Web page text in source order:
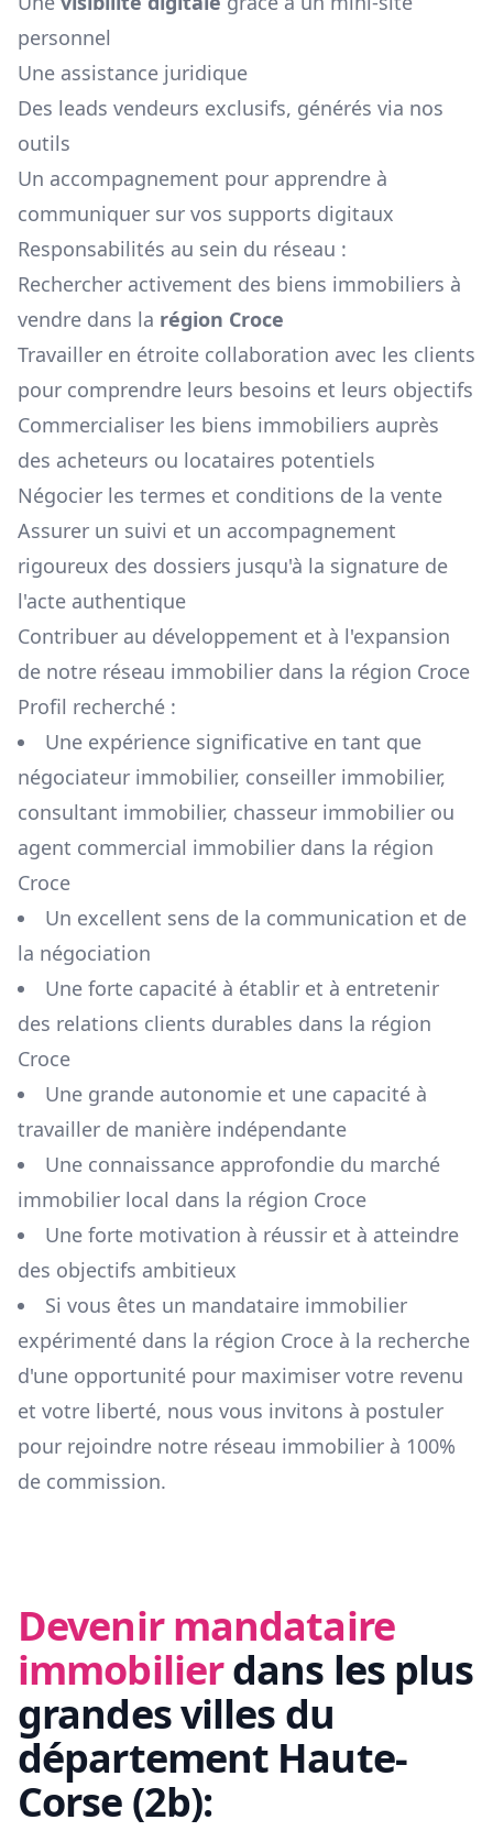
personnel
Une assistance juridique
Des leads vendeurs exclusifs, générés via nos
outils
Un accompagnement pour apprendre à
communiquer sur vos supports digitaux
Responsabilités au sein du réseau :
Rechercher activement des biens immobiliers à
vendre dans la région Croce
Travailler en étroite collaboration avec les clients
pour comprendre leurs besoins et leurs objectifs
Commercialiser les biens immobiliers auprès
des acheteurs ou locataires potentiels
Négocier les termes et conditions de la vente
Assurer un suivi et un accompagnement
rigoureux des dossiers jusqu'à la signature de
l'acte authentique
Contribuer au développement et à l'expansion
de notre réseau immobilier dans la région Croce
Profil recherché :
Une expérience significative en tant que
négociateur immobilier, conseiller immobilier,
consultant immobilier, chasseur immobilier ou
agent commercial immobilier dans la région
Croce
Un excellent sens de la communication et de
la négociation
Une forte capacité à établir et à entretenir
des relations clients durables dans la région
Croce
Une grande autonomie et une capacité à
travailler de manière indépendante
Une connaissance approfondie du marché
immobilier local dans la région Croce
Une forte motivation à réussir et à atteindre
des objectifs ambitieux
Si vous êtes un mandataire immobilier
expérimenté dans la région Croce à la recherche
d'une opportunité pour maximiser votre revenu
et votre liberté, nous vous invitons à postuler
pour rejoindre notre réseau immobilier à 100%
de commission.
Devenir mandataire
immobilierdans les plus
grandes villes du
département Haute-
Corse (2b):